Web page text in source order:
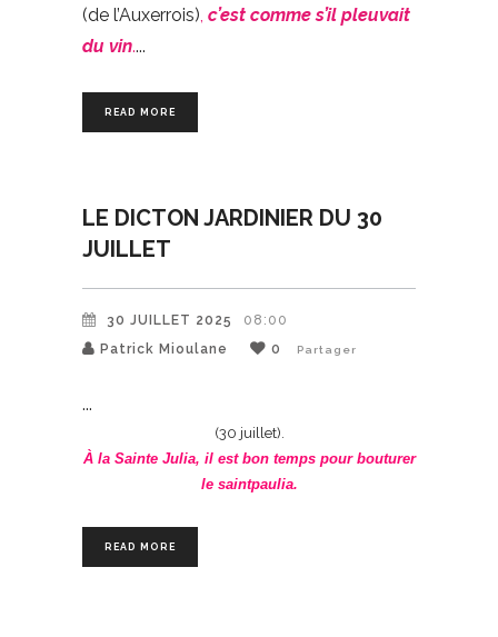
(de l’Auxerrois) c’est comme s’il pleuvait
du vin.
READ MORE
LE DICTON JARDINIER DU 30
JUILLET
30 JUILLET 2025
08:00
Patrick Mioulane
0 Partager
(30 juillet).
À la Sainte Julia, il est bon temps pour bouturer
le saintpaulia.
READ MORE